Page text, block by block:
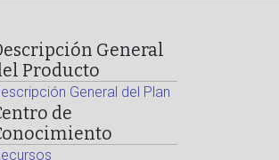
General
Producto
General del Plan
de